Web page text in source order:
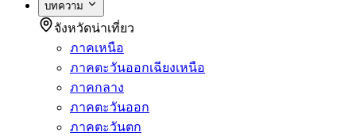
บทความ
จังหวัดน่าเที่ยว
ภาคเหนือ
ภาคตะวันออกเฉียงเหนือ
ภาคกลาง
ภาคตะวันออก
ภาคตะวันตก